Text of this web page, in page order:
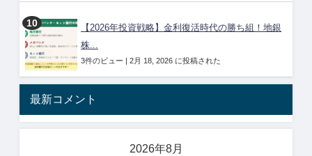
【2026年投資戦略】金利復活時代の勝ち組！地銀
株...
3件のビュー | 2月 18, 2026 に投稿された
最新コメント
2026年8月